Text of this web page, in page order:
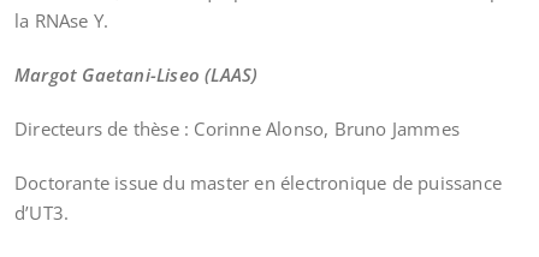
la RNAse Y.
Margot Gaetani-Liseo (LAAS)
Directeurs de thèse : Corinne Alonso, Bruno Jammes
Doctorante issue du master en électronique de puissance
d’UT3.